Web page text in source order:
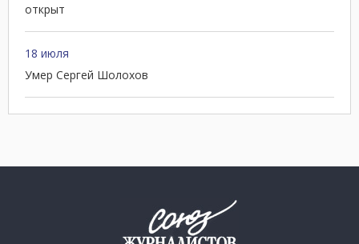
открыт
18 июля
Умер Сергей Шолохов